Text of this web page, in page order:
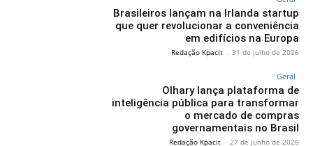
Brasileiros lançam na Irlanda startup
que quer revolucionar a conveniência
em edifícios na Europa
Redação Kpacit - 31 de julho de 2026
Geral
Olhary lança plataforma de
inteligência pública para transformar
o mercado de compras
governamentais no Brasil
Redação Kpacit - 27 de junho de 2026